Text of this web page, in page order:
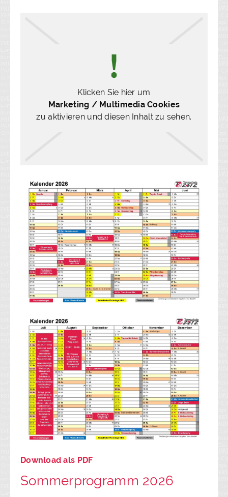
Klicken Sie hier um
Marketing / Multimedia Cookies
zu aktivieren und diesen Inhalt zu sehen.
<< zurück
Download als PDF
Sommerprogramm 2026